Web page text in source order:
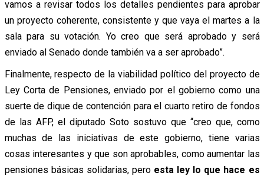
vamos a revisar todos los detalles pendientes para aprobar
un proyecto coherente, consistente y que vaya el martes a la
sala para su votación. Yo creo que será aprobado y será
enviado al Senado donde también va a ser aprobado”.
Finalmente, respecto de la viabilidad político del proyecto de
Ley Corta de Pensiones, enviado por el gobierno como una
suerte de dique de contención para el cuarto retiro de fondos
de las AFP, el diputado Soto sostuvo que “creo que, como
muchas de las iniciativas de este gobierno, tiene varias
cosas interesantes y que son aprobables, como aumentar las
pensiones básicas solidarias, pero esta ley lo que hace es